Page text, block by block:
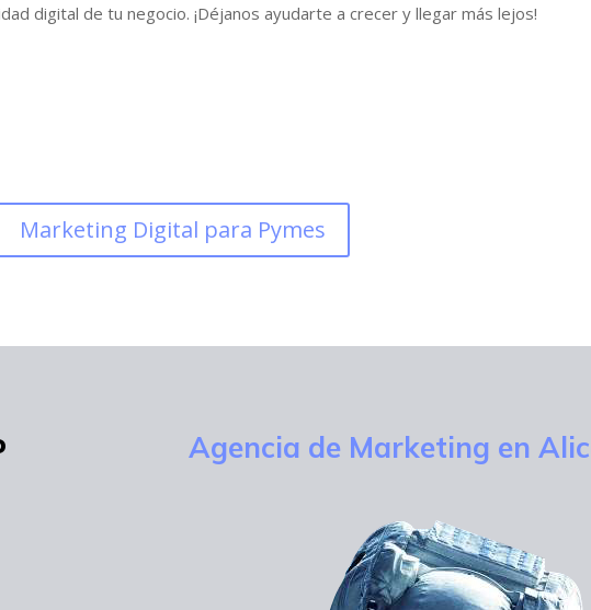
digital de tu negocio. ¡Déjanos ayudarte a crecer y llegar más lejos!
Marketing Digital para Pymes
Agencia de Marketing en